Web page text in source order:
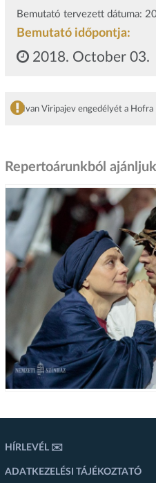
Bemutató tervezett dátuma:
Bemutató időpontja:
2018. October 03.
Ivan Viripajev engedélyét a Hofra
Repertoárunkból ajánljuk
HÍRLEVÉL ✉️
ADATKEZELÉSI TÁJÉKOZTATÓ